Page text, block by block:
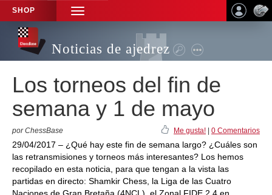
SHOP
TOGGLE
NAVIGATION
Noticias de ajedrez
Los torneos del fin de
semana y 1 de mayo
por ChessBase Me gusta! 0 Comentarios
29/04/2017 – ¿Qué hay este fin de semana largo? ¿Cuáles son
las retransmisiones y torneos más interesantes? Los hemos
recopilado en esta noticia, para que tengan a la vista las
partidas en directo: Shamkir Chess, la Liga de las Cuatro